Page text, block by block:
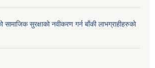
सुरक्षाको नवीकरण गर्न बाँकी लाभग्राहीहरुको